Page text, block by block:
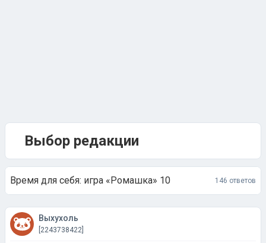
Выбор редакции
Время для себя: игра «Ромашка» 10 146 ответов
Выхухоль
[2243738422]